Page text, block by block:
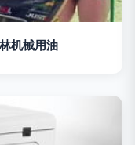
机械用油